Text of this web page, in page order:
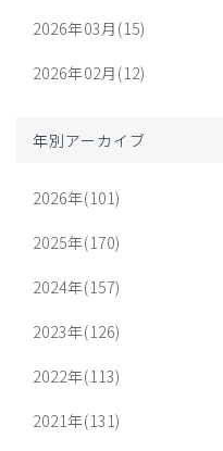
2026年03月(15)
2026年02月(12)
年別アーカイブ
2026年(101)
2025年(170)
2024年(157)
2023年(126)
2022年(113)
2021年(131)